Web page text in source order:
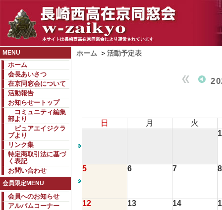
MENU
ホーム
会長あいさつ
在京同窓会について
活動報告
お知らせートップ
コミュニティ編集
部より
ピュアエイジクラ
ブより
リンク集
特定商取引法に基づ
く表記
お問い合わせ
会員限定MENU
会員へのお知らせ
アルバムコーナー
ホーム > 活動予定表
日 月
火
1
5 6 7 8
12 13 14